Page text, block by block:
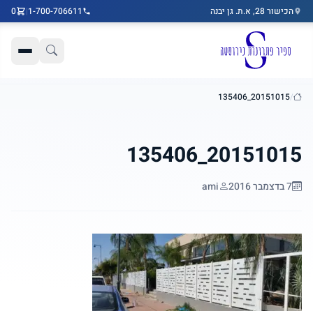
דלג לתוכן הראשי
הכישור 28, א.ת. גן יבנה 1-700-706611
|
0
בית
/
20151015_135406
20151015_135406
7 בדצמבר 2016 ami